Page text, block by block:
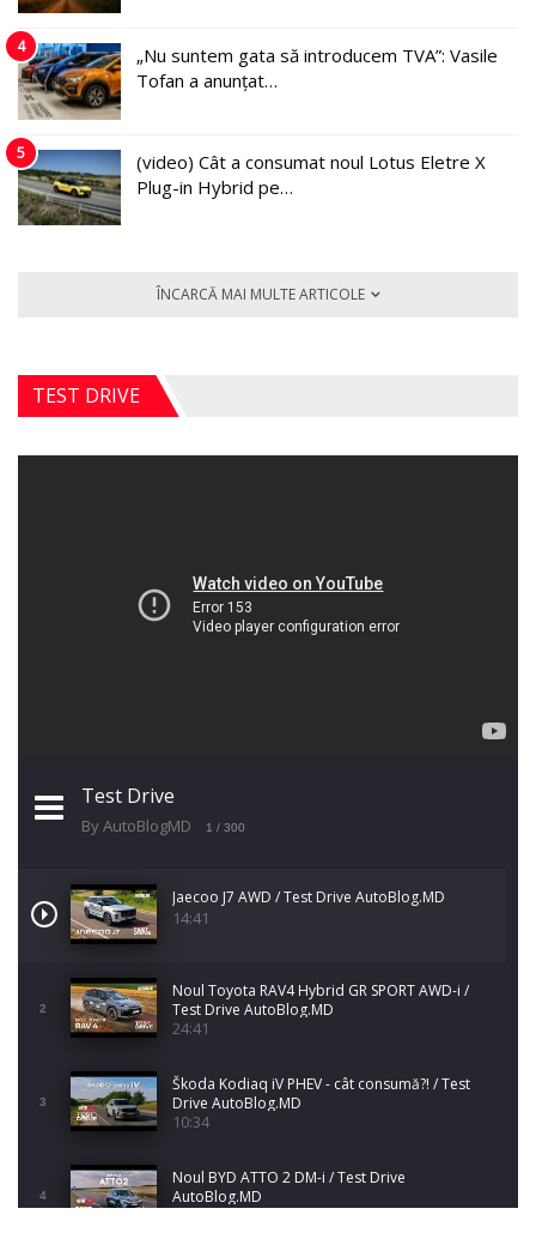
4
„Nu suntem gata să introducem TVA”: Vasile
Tofan a anunțat…
5
(video) Cât a consumat noul Lotus Eletre X
Plug-in Hybrid pe…
ÎNCARCĂ MAI MULTE ARTICOLE
TEST DRIVE
Test Drive
By AutoBlogMD 1 / 300
Jaecoo J7 AWD / Test Drive AutoBlog.MD
14:41
2
Noul Toyota RAV4 Hybrid GR SPORT AWD-i /
Test Drive AutoBlog.MD
24:41
3
Škoda Kodiaq iV PHEV - cât consumă?! / Test
Drive AutoBlog.MD
10:34
4
Noul BYD ATTO 2 DM-i / Test Drive
AutoBlog.MD
17:35